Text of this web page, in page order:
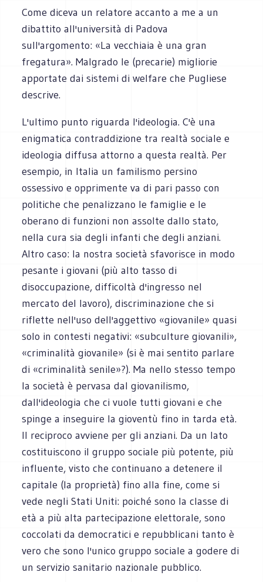
Come diceva un relatore accanto a me a un
dibattito all'università di Padova
sull'argomento: «La vecchiaia è una gran
fregatura». Malgrado le (precarie) migliorie
apportate dai sistemi di welfare che Pugliese
descrive.
L'ultimo punto riguarda l'ideologia. C'è una
enigmatica contraddizione tra realtà sociale e
ideologia diffusa attorno a questa realtà. Per
esempio, in Italia un familismo persino
ossessivo e opprimente va di pari passo con
politiche che penalizzano le famiglie e le
oberano di funzioni non assolte dallo stato,
nella cura sia degli infanti che degli anziani.
Altro caso: la nostra società sfavorisce in modo
pesante i giovani (più alto tasso di
disoccupazione, difficoltà d'ingresso nel
mercato del lavoro), discriminazione che si
riflette nell'uso dell'aggettivo «giovanile» quasi
solo in contesti negativi: «subculture giovanili»,
«criminalità giovanile» (si è mai sentito parlare
di «criminalità senile»?). Ma nello stesso tempo
la società è pervasa dal giovanilismo,
dall'ideologia che ci vuole tutti giovani e che
spinge a inseguire la gioventù fino in tarda età.
Il reciproco avviene per gli anziani. Da un lato
costituiscono il gruppo sociale più potente, più
influente, visto che continuano a detenere il
capitale (la proprietà) fino alla fine, come si
vede negli Stati Uniti: poiché sono la classe di
età a più alta partecipazione elettorale, sono
coccolati da democratici e repubblicani tanto è
vero che sono l'unico gruppo sociale a godere di
un servizio sanitario nazionale pubblico.